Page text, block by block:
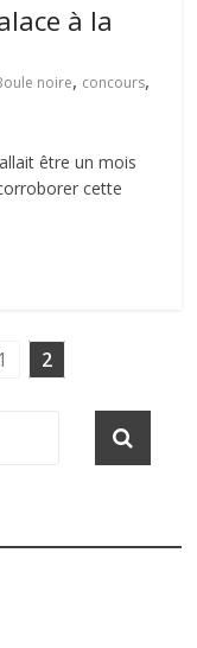
à la
noire, concours,
être un mois
cette
1 2